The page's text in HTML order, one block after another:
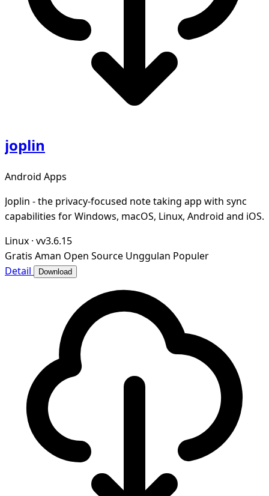
joplin
Android Apps
Joplin - the privacy-focused note taking app with sync
capabilities for Windows, macOS, Linux, Android and iOS.
Linux · vv3.6.15
Gratis Aman Open Source Unggulan Populer
Detail
Download